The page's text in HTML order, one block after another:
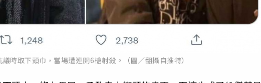
時取下頭巾，當場遭連開6槍射殺。（圖／翻攝自推特）